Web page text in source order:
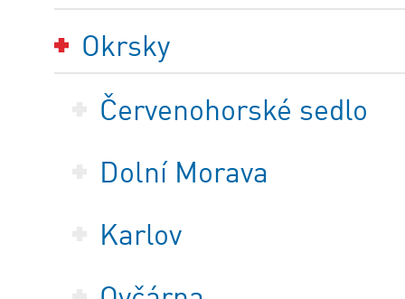
Okrsky
Červenohorské sedlo
Dolní Morava
Karlov